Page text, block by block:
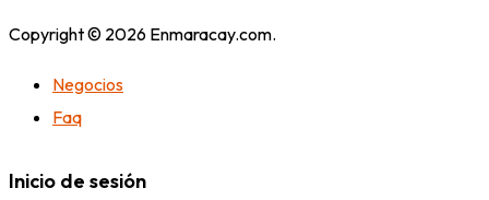
Copyright © 2026 Enmaracay.com.
Negocios
Faq
Inicio de sesión